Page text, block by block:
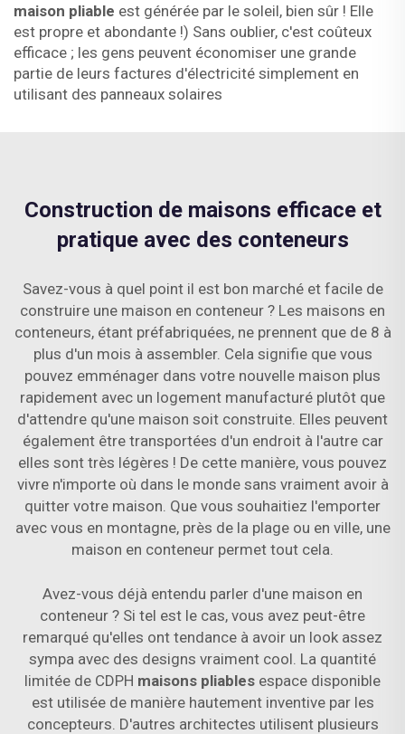
maison pliable est générée par le soleil, bien sûr ! Elle
est propre et abondante !) Sans oublier, c'est coûteux
efficace ; les gens peuvent économiser une grande
partie de leurs factures d'électricité simplement en
utilisant des panneaux solaires
Construction de maisons efficace et
pratique avec des conteneurs
Savez-vous à quel point il est bon marché et facile de
construire une maison en conteneur ? Les maisons en
conteneurs, étant préfabriquées, ne prennent que de 8 à
plus d'un mois à assembler. Cela signifie que vous
pouvez emménager dans votre nouvelle maison plus
rapidement avec un logement manufacturé plutôt que
d'attendre qu'une maison soit construite. Elles peuvent
également être transportées d'un endroit à l'autre car
elles sont très légères ! De cette manière, vous pouvez
vivre n'importe où dans le monde sans vraiment avoir à
quitter votre maison. Que vous souhaitiez l'emporter
avec vous en montagne, près de la plage ou en ville, une
maison en conteneur permet tout cela.
Avez-vous déjà entendu parler d'une maison en
conteneur ? Si tel est le cas, vous avez peut-être
remarqué qu'elles ont tendance à avoir un look assez
sympa avec des designs vraiment cool. La quantité
limitée de CDPH maisons pliables espace disponible
est utilisée de manière hautement inventive par les
concepteurs. D'autres architectes utilisent plusieurs